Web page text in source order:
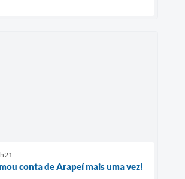
conta de Arapeí mais uma vez!